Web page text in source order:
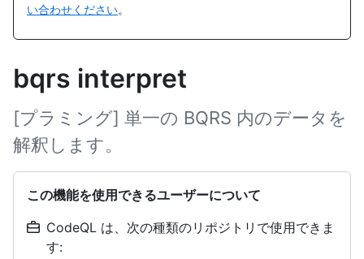
い合わせください。
bqrs interpret
[プラミング] 単一の BQRS 内のデータを
解釈します。
この機能を使用できるユーザーについて
CodeQL は、次の種類のリポジトリで使用できま
す: